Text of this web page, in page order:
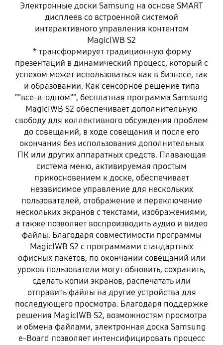
Электронные доски Samsung на основе SMART
дисплеев со встроенной системой
интерактивного управления контентом
MagicIWB S2
* трансформирует традиционную форму
презентаций в динамический процесс, который с
успехом может использоваться как в бизнесе, так
и образовании. Как сенсорное решение типа
""все-в-одном"", бесплатная программа Samsung
MagicIWB S2 обеспечивает дополнительную
свободу для коллективного обсуждения проблем
до совещаний, в ходе совещания и после его
окончания без использования дополнительных
ПК или других аппаратных средств. Плавающая
система меню, активируемая простым
прикосновением к доске, обеспечивает
независимое управление для нескольких
пользователей, отображение и переключение
нескольких экранов с текстами, изображениями,
а также позволяет воспроизводить аудио и видео
файлы. Благодаря совместимости программы
MagicIWB S2 с программами стандартных
офисных пакетов, по окончании совещаний или
уроков пользователи могут обновить, сохранить,
сделать копии экранов, распечатать или
отправить файлы на другие устройства для
последующего просмотра. Благодаря поддержке
решения MagicIWB S2, возможностям просмотра
и обмена файлами, электронная доска Samsung
e-Board позволяет интенсифицировать процесс